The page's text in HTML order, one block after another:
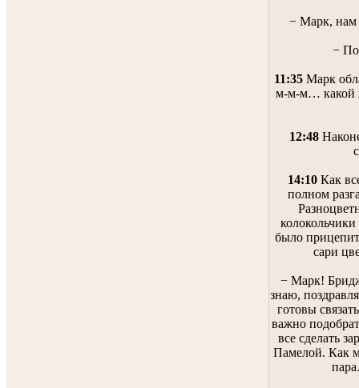
− Марк, нам
−
11:35Марк
м-м-м… какой
12:48
14:10 Как
полном
было
сари
− Марк!
знаю,
готовы
важно
все сделать
Памелой. Как